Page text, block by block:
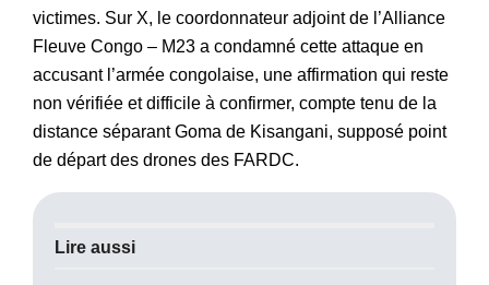
victimes. Sur X, le coordonnateur adjoint de l’Alliance
Fleuve Congo – M23 a condamné cette attaque en
accusant l’armée congolaise, une affirmation qui reste
non vérifiée et difficile à confirmer, compte tenu de la
distance séparant Goma de Kisangani, supposé point
de départ des drones des FARDC.
Lire aussi